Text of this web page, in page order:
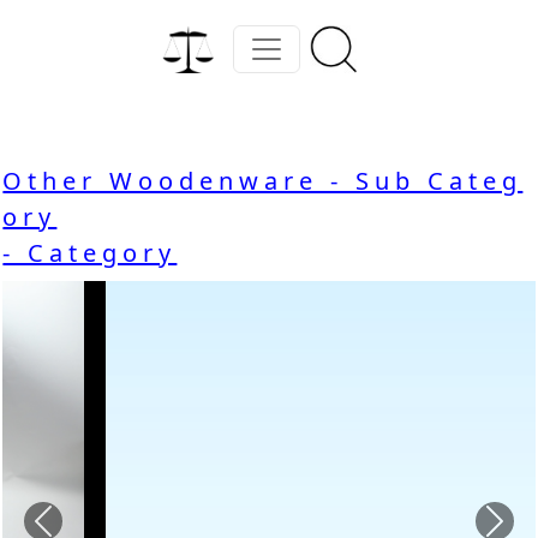
Other Woodenware - Sub Categ
ory
- Category